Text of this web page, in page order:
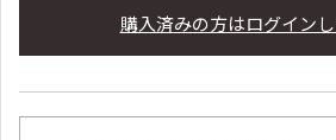
購入済みの方はログイン